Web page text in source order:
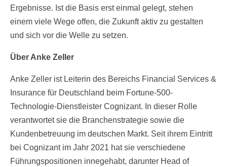
Ergebnisse. Ist die Basis erst einmal gelegt, stehen
einem viele Wege offen, die Zukunft aktiv zu gestalten
und sich vor die Welle zu setzen.
Über Anke Zeller
Anke Zeller ist Leiterin des Bereichs Financial Services &
Insurance für Deutschland beim Fortune-500-
Technologie-Dienstleister Cognizant. In dieser Rolle
verantwortet sie die Branchenstrategie sowie die
Kundenbetreuung im deutschen Markt. Seit ihrem Eintritt
bei Cognizant im Jahr 2021 hat sie verschiedene
Führungspositionen innegehabt, darunter Head of